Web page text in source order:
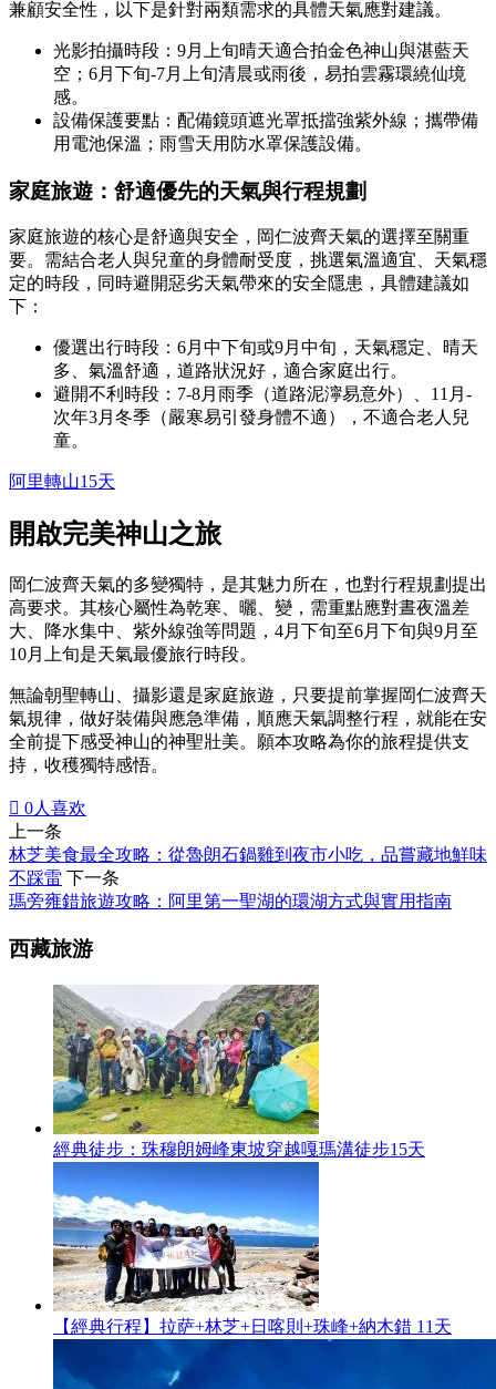
兼顧安全性，以下是針對兩類需求的具體天氣應對建議。
光影拍攝時段：9月上旬晴天適合拍金色神山與湛藍天
空；6月下旬-7月上旬清晨或雨後，易拍雲霧環繞仙境
感。
設備保護要點：配備鏡頭遮光罩抵擋強紫外線；攜帶備
用電池保溫；雨雪天用防水罩保護設備。
家庭旅遊：舒適優先的天氣與行程規劃
家庭旅遊的核心是舒適與安全，岡仁波齊天氣的選擇至關重
要。需結合老人與兒童的身體耐受度，挑選氣溫適宜、天氣穩
定的時段，同時避開惡劣天氣帶來的安全隱患，具體建議如
下：
優選出行時段：6月中下旬或9月中旬，天氣穩定、晴天
多、氣溫舒適，道路狀況好，適合家庭出行。
避開不利時段：7-8月雨季（道路泥濘易意外）、11月-
次年3月冬季（嚴寒易引發身體不適），不適合老人兒
童。
阿里轉山15天
開啟完美神山之旅
岡仁波齊天氣的多變獨特，是其魅力所在，也對行程規劃提出
高要求。其核心屬性為乾寒、曬、變，需重點應對晝夜溫差
大、降水集中、紫外線強等問題，4月下旬至6月下旬與9月至
10月上旬是天氣最優旅行時段。
無論朝聖轉山、攝影還是家庭旅遊，只要提前掌握岡仁波齊天
氣規律，做好裝備與應急準備，順應天氣調整行程，就能在安
全前提下感受神山的神聖壯美。願本攻略為你的旅程提供支
持，收穫獨特感悟。
 0人喜欢
上一条
林芝美食最全攻略：從魯朗石鍋雞到夜市小吃，品嘗藏地鮮味
不踩雷 下一条
瑪旁雍錯旅遊攻略：阿里第一聖湖的環湖方式與實用指南
西藏旅游
經典徒步：珠穆朗姆峰東坡穿越嘎瑪溝徒步15天
【經典行程】拉萨+林芝+日喀則+珠峰+納木錯 11天